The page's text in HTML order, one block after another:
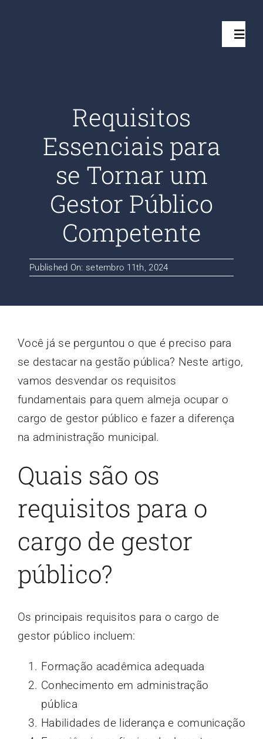
Quem somos
Contato
Requisitos
Essenciais para
se Tornar um
Gestor Público
Competente
Published On: setembro 11th, 2024
Você já se perguntou o que é preciso para
se destacar na gestão pública? Neste artigo,
vamos desvendar os requisitos
fundamentais para quem almeja ocupar o
cargo de gestor público e fazer a diferença
na administração municipal.
Quais são os
requisitos para o
cargo de gestor
público?
Os principais requisitos para o cargo de
gestor público incluem:
Formação acadêmica adequada
Conhecimento em administração
pública
Habilidades de liderança e comunicação